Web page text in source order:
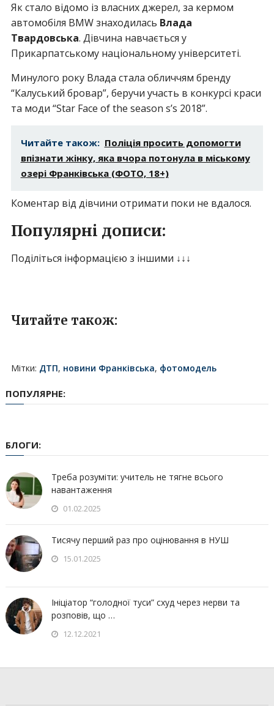
Як стало відомо із власних джерел, за кермом
автомобіля BMW знаходилась Влада
Твардовська. Дівчина навчається у
Прикарпатському національному університеті.
Минулого року Влада стала обличчям бренду
“Калуський бровар”, беручи участь в конкурсі краси
та моди “Star Face of the season s’s 2018”.
Читайте також: Поліція просить допомогти
впізнати жінку, яка вчора потонула в міському
озері Франківська (ФОТО, 18+)
Коментар від дівчини отримати поки не вдалося.
Популярні дописи:
Поділіться інформацією з іншими ↓↓↓
Читайте також:
Мітки: ДТП, новини Франківська, фотомодель
ПОПУЛЯРНЕ:
БЛОГИ:
Треба розуміти: учитель не тягне всього
навантаження
01.02.2025
Тисячу перший раз про оцінювання в НУШ
15.01.2025
Ініціатор “голодної туси” схуд через нерви та
розповів, що …
12.12.2021